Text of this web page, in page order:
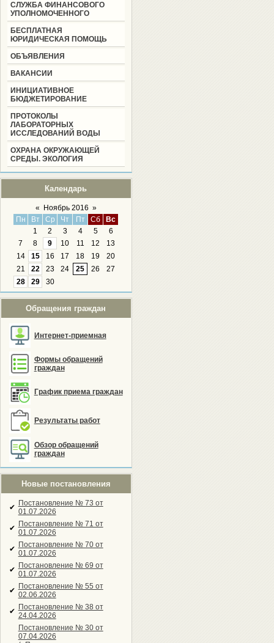
СЛУЖБА ФИНАНСОВОГО
УПОЛНОМОЧЕННОГО
БЕСПЛАТНАЯ
ЮРИДИЧЕСКАЯ ПОМОЩЬ
ОБЪЯВЛЕНИЯ
ВАКАНСИИ
ИНИЦИАТИВНОЕ
БЮДЖЕТИРОВАНИЕ
ПРОТОКОЛЫ
ЛАБОРАТОРНЫХ
ИССЛЕДОВАНИЙ ВОДЫ
ОХРАНА ОКРУЖАЮЩЕЙ
СРЕДЫ. ЭКОЛОГИЯ
Календарь
« Ноябрь 2016 »
Пн
Вт Ср Чт Пт Сб
Вс
1
2 3 4 5
6
7
8 9 10 11 12
13
14
15 16 17 18 19
20
21
22 23 24 25 26
27
28
29 30
Обращения граждан
Интернет-приемная
Формы обращений
граждан
График приема граждан
Результаты работ
Обзор обращений
граждан
Новые постановления
✔ Постановление № 73 от
01.07.2026
✔ Постановление № 71 от
01.07.2026
✔ Постановление № 70 от
01.07.2026
✔ Постановление № 69 от
01.07.2026
✔ Постановление № 55 от
02.06.2026
✔ Постановление № 38 от
24.04.2026
Постановление № 30 от
07.04.2026